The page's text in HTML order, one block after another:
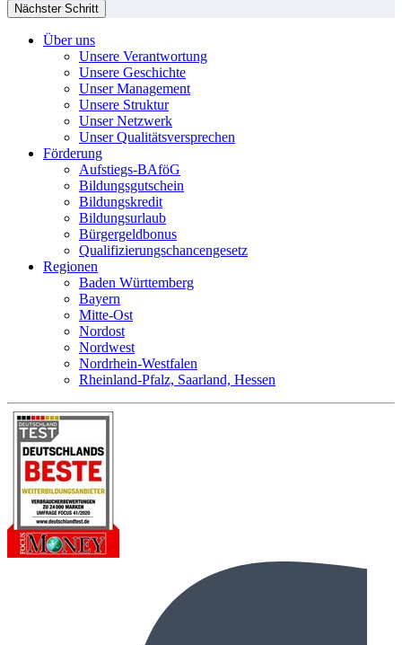
Nächster Schritt
Über uns
Unsere Verantwortung
Unsere Geschichte
Unser Management
Unsere Struktur
Unser Netzwerk
Unser Qualitätsversprechen
Förderung
Aufstiegs-BAföG
Bildungsgutschein
Bildungskredit
Bildungsurlaub
Bürgergeldbonus
Qualifizierungschancengesetz
Regionen
Baden Württemberg
Bayern
Mitte-Ost
Nordost
Nordwest
Nordrhein-Westfalen
Rheinland-Pfalz, Saarland, Hessen